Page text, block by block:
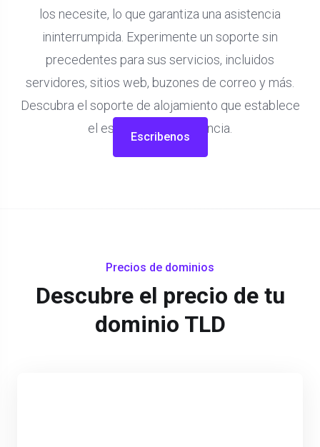
los necesite, lo que garantiza una asistencia
ininterrumpida. Experimente un soporte sin
precedentes para sus servicios, incluidos
servidores, sitios web, buzones de correo y más.
Descubra el soporte de alojamiento que establece
el estándar de excelencia.
Escribenos
Precios de dominios
Descubre el precio de tu
dominio TLD